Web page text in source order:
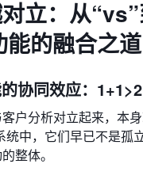
立：从
能的融合之道
协同效应：1+1>2
户分析对立起来，本身
统中，它们早已不是孤
整体。